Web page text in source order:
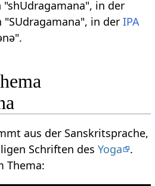
in der
"SUdragamana", in derIPA
aus der Sanskritsprache,
Schriften desYoga
.
Thema: